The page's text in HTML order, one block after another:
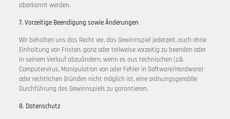
aberkannt werden.
7. Vorzeitige Beendigung sowie Änderungen
Wir behalten uns das Recht vor, das Gewinnspiel jederzeit, auch ohne
Einhaltung von Fristen, ganz oder teilweise vorzeitig zu beenden oder
in seinem Verlauf abzuändern, wenn es aus technischen (z.B.
Computervirus, Manipulation von oder Fehler in Software/Hardware)
oder rechtlichen Gründen nicht möglich ist, eine ordnungsgemäße
Durchführung des Gewinnspiels zu garantieren.
8. Datenschutz